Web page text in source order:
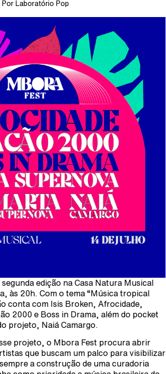
Por Laboratório Pop
edição na Casa Natura Musical
às 20h. Com o tema “Música tropical
conta com Isis Broken, Afrocidade,
2000 e Boss in Drama, além do pocket
projeto, Naiá Camargo.
projeto, o Mbora Fest procura abrir
que buscam um palco para visibilizar
a construção de uma curadoria